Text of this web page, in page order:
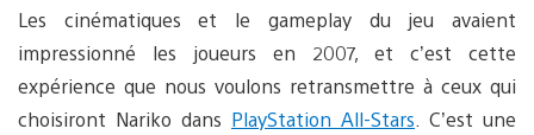
Les cinématiques et le gameplay du jeu avaient
impressionné les joueurs en 2007, et c’est cette
expérience que nous voulons retransmettre à ceux qui
choisiront Nariko dans PlayStation All-Stars . C’est une